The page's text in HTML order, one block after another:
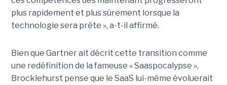
plus rapidement et plus sûrement lorsque la
technologie sera prête », a-t-il affirmé.
Bien que Gartner ait décrit cette transition comme
une redéfinition de la fameuse « Saaspocalypse »,
Brocklehurst pense que le SaaS lui-même évoluerait